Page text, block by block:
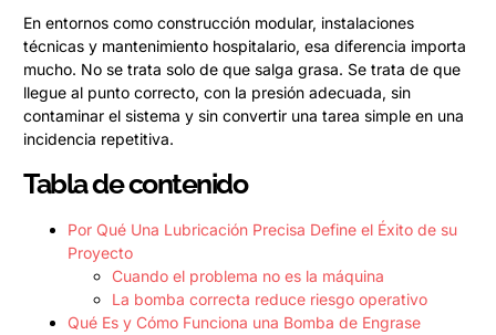
En entornos como construcción modular, instalaciones
técnicas y mantenimiento hospitalario, esa diferencia importa
mucho. No se trata solo de que salga grasa. Se trata de que
llegue al punto correcto, con la presión adecuada, sin
contaminar el sistema y sin convertir una tarea simple en una
incidencia repetitiva.
Tabla de contenido
Por Qué Una Lubricación Precisa Define el Éxito de su
Proyecto
Cuando el problema no es la máquina
La bomba correcta reduce riesgo operativo
Qué Es y Cómo Funciona una Bomba de Engrase